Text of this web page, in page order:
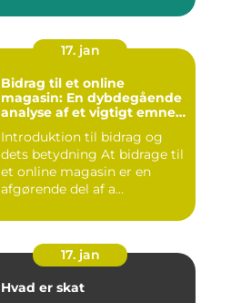
17. jan
Bidrag til et online
magasin: En dybdegående
analyse af et vigtigt emne
Introduktion til bidrag og
dets betydning At bidrage til
et online magasin er en
afgørende del af a...
17. jan
Hvad er skat